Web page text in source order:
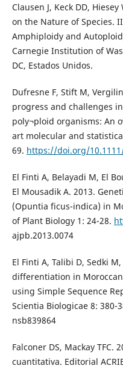
Clausen J, Keck DD,
on the Nature of Species.
Amphiploidy and
Carnegie Institution of
DC, Estados Unidos.
Dufresne F, Stift M,
progress and challenges
poly¬ploid organisms: An
art molecular and
69. https://doi.org/
El Finti A, Belayadi M, El
El Mousadik A. 2013.
(Opuntia ficus-indica) in
of Plant Biology 1: 24-28.
ajpb.2013.0074
El Finti A, Talibi D, Sedki
differentiation in
using Simple Sequence
Scientia Biologicae 8: 380-
nsb839864
Falconer DS, Mackay
cuantitativa. Editorial